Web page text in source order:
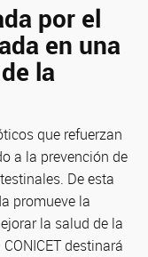
por el
en una
la
que refuerzan
a la prevención de
De esta
promueve la
la salud de la
destinará